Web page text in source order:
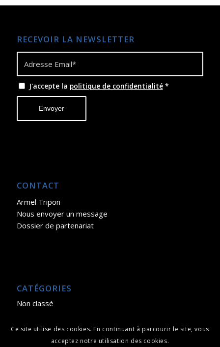
RECEVOIR LA NEWSLETTER
J'accepte la politique de confidentialité *
CONTACT
Armel Tripon
Nous envoyer un message
Dossier de partenariat
CATÉGORIES
Non classé
Ce site utilise des cookies. En continuant à parcourir le site, vous
acceptez notre utilisation des cookies.